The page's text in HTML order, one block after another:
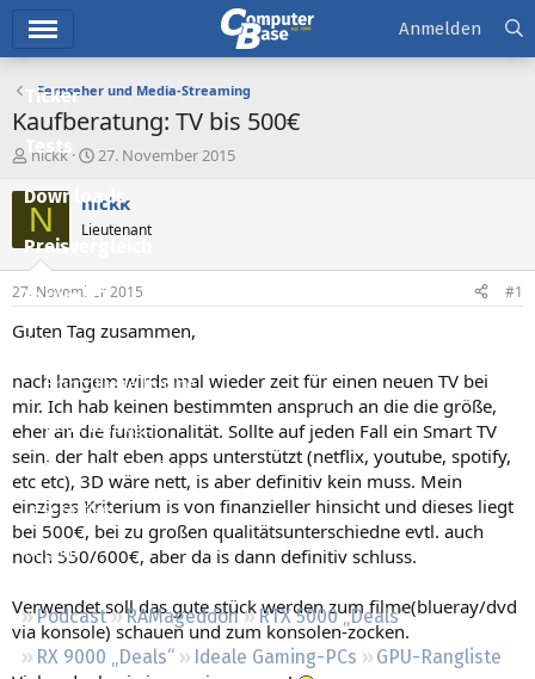
Ticker
Tests
Downloads
Preisvergleich
Forum
Aktuelles
Empfohlene Inhalte
Neue Beiträge
Neueste Aktivitäten
Leserartikel
Regeln
Podcast RAMageddon
RTX 5000 „Deals“
RX 9000 „Deals“
Ideale Gaming-PCs
GPU-Rangliste
Anmelden
Fernseher und Media-Streaming
Kaufberatung: TV bis 500€
E
s
t
e
e
r
nickk
E
s
e
t
a
27. November 2015
N nickk
Lieutenant
27. November 2015 #1
Guten Tag zusammen,
nach langem wirds mal wieder zeit für einen neuen TV bei
mir. Ich hab keinen bestimmten anspruch an die die größe,
eher an die funktionalität. Sollte auf jeden Fall ein Smart TV
sein, der halt eben apps unterstützt (netflix, youtube, spotify,
etc etc), 3D wäre nett, is aber definitiv kein muss. Mein
einziges Kriterium is von finanzieller hinsicht und dieses liegt
bei 500€, bei zu großen qualitätsunterschiedne evtl. auch
noch 550/600€, aber da is dann definitiv schluss.
Verwendet soll das gute stück werden zum filme(blueray/dvd
via konsole) schauen und zum konsolen-zocken.